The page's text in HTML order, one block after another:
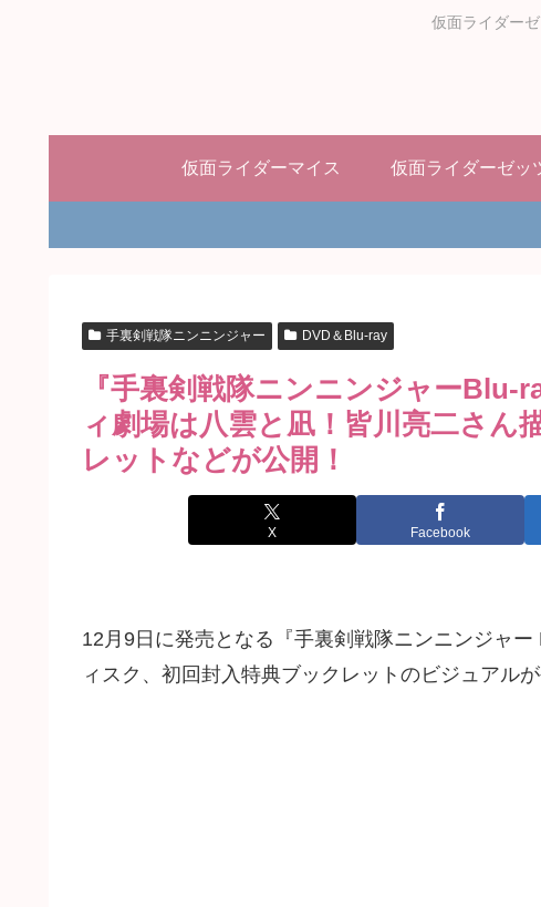
仮面ライダー
仮面ライダーマイス 仮面ライダーゼッ
手裏剣戦隊ニンニンジャー DVD＆Blu-ray
『手裏剣戦隊ニンニンジャー
ィ劇場は八雲と凪！皆川亮二さん
レットなどが公開！
X Facebook
12月9日に発売となる『手裏剣戦隊ニンニンジャ
ィスク、初回封入特典ブックレットのビジュアル